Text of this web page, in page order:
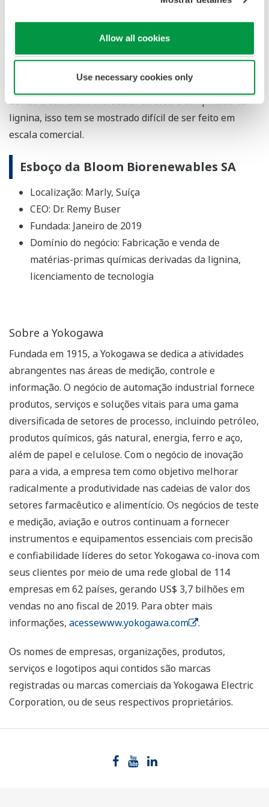
Allow all cookies
Use necessary cookies only
produtos químicos, farmacêuticos e químicos
funcionais, como tintas e fragrâncias. Para a
em monolignol é uma etapa necessária. No entanto,
devido à estrutura molecular diversa e complicada da
lignina, isso tem se mostrado difícil de ser feito em
escala comercial.
Esboço da Bloom Biorenewables SA
Localização: Marly, Suíça
CEO: Dr. Remy Buser
Fundada: Janeiro de 2019
Domínio do negócio: Fabricação e venda de
matérias-primas químicas derivadas da lignina,
licenciamento de tecnologia
Sobre a Yokogawa
Fundada em 1915, a Yokogawa se dedica a atividades
abrangentes nas áreas de medição, controle e
informação. O negócio de automação industrial fornece
produtos, serviços e soluções vitais para uma gama
diversificada de setores de processo, incluindo petróleo,
produtos químicos, gás natural, energia, ferro e aço,
além de papel e celulose. Com o negócio de inovação
para a vida, a empresa tem como objetivo melhorar
radicalmente a produtividade nas cadeias de valor dos
setores farmacêutico e alimentício. Os negócios de teste
e medição, aviação e outros continuam a fornecer
instrumentos e equipamentos essenciais com precisão
e confiabilidade líderes do setor. Yokogawa co-inova com
seus clientes por meio de uma rede global de 114
empresas em 62 países, gerando US$ 3,7 bilhões em
vendas no ano fiscal de 2019. Para obter mais
informações, acessewww.yokogawa.com .
Os nomes de empresas, organizações, produtos,
serviços e logotipos aqui contidos são marcas
registradas ou marcas comerciais da Yokogawa Electric
Corporation, ou de seus respectivos proprietários.